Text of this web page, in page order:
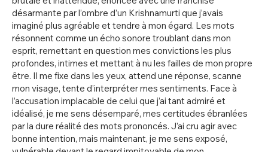
désarmante par l’ombre d’un Krishnamurti que j’avais
imaginé plus agréable et tendre à mon égard. Les mots
résonnent comme un écho sonore troublant dans mon
esprit, remettant en question mes convictions les plus
profondes, intimes et mettant à nu les failles de mon propre
être. Il me fixe dans les yeux, attend une réponse, scanne
mon visage, tente d’interpréter mes sentiments. Face à
l’accusation implacable de celui que j’ai tant admiré et
idéalisé, je me sens désemparé, mes certitudes ébranlées
par la dure réalité des mots prononcés. J’ai cru agir avec
bonne intention, mais maintenant, je me sens exposé,